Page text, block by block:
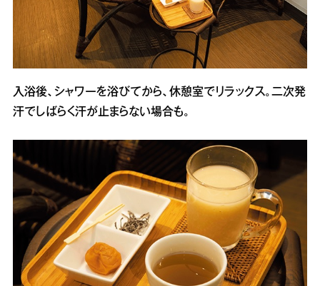
入浴後、シャワーを浴びてから、休憩室でリラックス。二次発
汗でしばらく汗が止まらない場合も。